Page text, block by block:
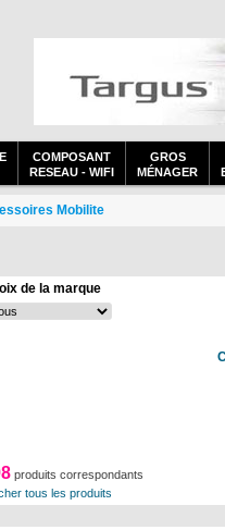
COMPOSANT
RESEAU - WIFI
GROS
MÉNAGER
Mobilite
de la marque
produits correspondants
tous les produits